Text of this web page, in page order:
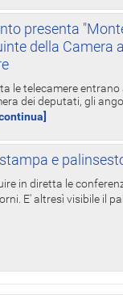
presenta
della
le telecamere
dei deputati, gli
e
in diretta le
E' altresì visibile il